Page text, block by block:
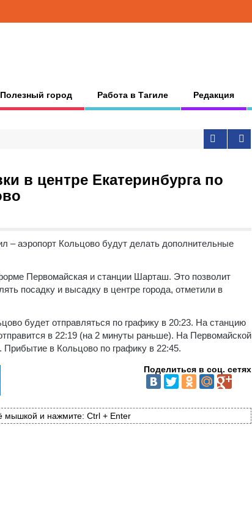
Полезный город Работа в Тагиле Редакция
в центре Екатеринбурга по
– аэропорт Кольцово будут делать дополнительные
Первомайская и станции Шарташ. Это позволит
посадку и высадку в центре города, отметили в
будет отправляться по графику в 20:23. На станцию
в 22:19 (на 2 минуты раньше). На Первомайской
в Кольцово по графику в 22:45.
Поделиться в соц. сетях
мышкой и нажмите: Ctrl + Enter